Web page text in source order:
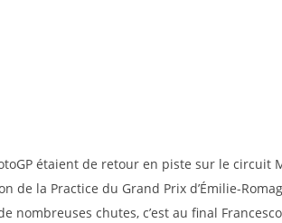
étaient de retour en piste sur le circuit
de la Practice du Grand Prix d’Émilie-
nombreuses chutes, c’est au final